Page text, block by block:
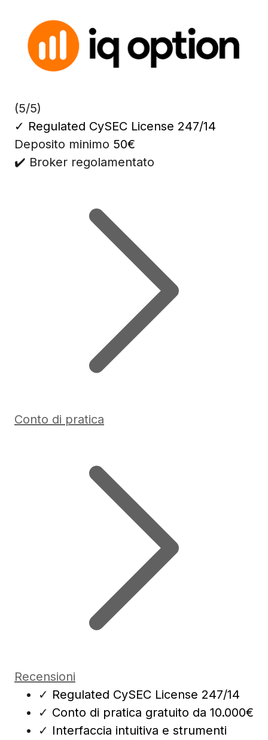
(5/5)
✓ Regulated CySEC License 247/14
Deposito minimo 50€
✔️ Broker regolamentato
Conto di pratica
Recensioni
✓ Regulated CySEC License 247/14
✓ Conto di pratica gratuito da 10.000€
✓ Interfaccia intuitiva e strumenti